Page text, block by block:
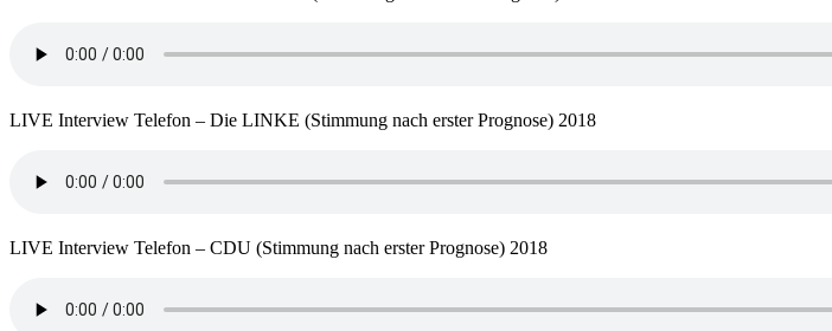
LIVE Interview Telefon – Die LINKE (Stimmung nach erster Prognose) 2018
LIVE Interview Telefon – CDU (Stimmung nach erster Prognose) 2018